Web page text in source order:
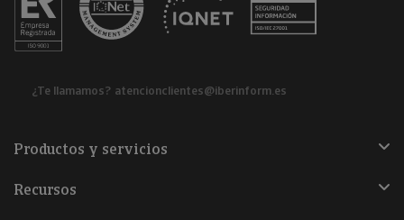
¿Te llamamos? atencionclientes@iberinform.es
Productos y servicios
Recursos